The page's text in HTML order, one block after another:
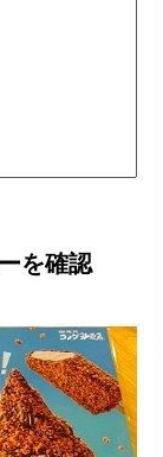
を確認